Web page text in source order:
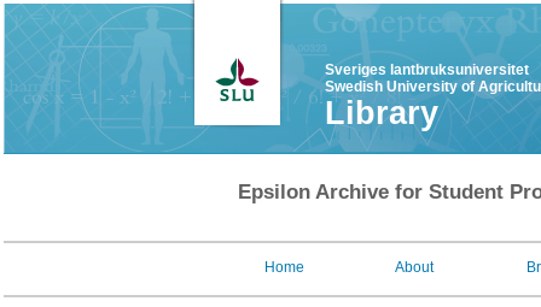
Sveriges lantbruksuniversitet
Swedish University of
Library
Epsilon Archive for Student
Home About